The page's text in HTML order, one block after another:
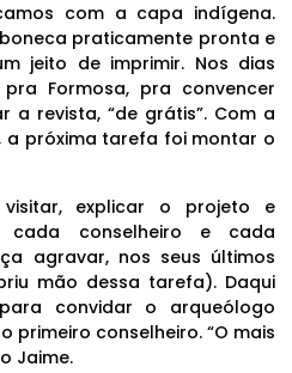
com a capa indígena.
praticamente pronta e
jeito de imprimir. Nos dias
Formosa, pra convencer
a revista, “de grátis”. Com a
a próxima tarefa foi montar o
explicar o projeto e
cada conselheiro e cada
agravar, nos seus últimos
mão dessa tarefa). Daqui
convidar o arqueólogo
primeiro conselheiro. “O mais
Jaime.